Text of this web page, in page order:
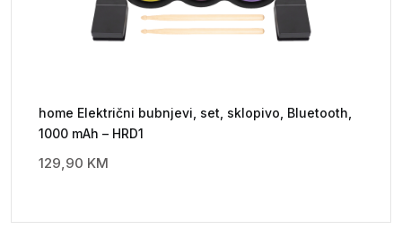
home Električni bubnjevi, set, sklopivo, Bluetooth,
1000 mAh – HRD1
129,90 KM